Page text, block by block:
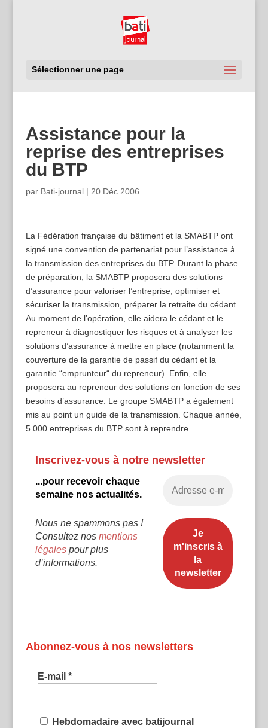
Sélectionner une page
Assistance pour la
reprise des entreprises
du BTP
par Bati-journal| 20 Déc 2006
La Fédération française du bâtiment et la SMABTP ont
signé une convention de partenariat pour l’assistance à
la transmission des entreprises du BTP. Durant la phase
de préparation, la SMABTP proposera des solutions
d’assurance pour valoriser l’entreprise, optimiser et
sécuriser la transmission, préparer la retraite du cédant.
Au moment de l’opération, elle aidera le cédant et le
repreneur à diagnostiquer les risques et à analyser les
solutions d’assurance à mettre en place (notamment la
couverture de la garantie de passif du cédant et la
garantie “emprunteur“ du repreneur). Enfin, elle
proposera au repreneur des solutions en fonction de ses
besoins d’assurance. Le groupe SMABTP a également
mis au point un guide de la transmission. Chaque année,
5 000 entreprises du BTP sont à reprendre.
Inscrivez-vous à notre newsletter
...pour recevoir chaque
semaine nos actualités.
Nous ne spammons pas !
Consultez nos mentions
légalespour plus
d’informations.
Abonnez-vous à nos newsletters
E-mail *
Hebdomadaire avec batijournal